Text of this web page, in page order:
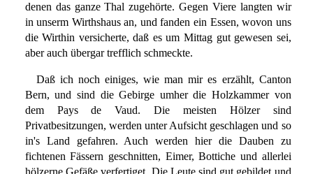
denen das ganze Thal zugehörte. Gegen Viere langten wir
in unserm Wirthshaus an, und fanden ein Essen, wovon uns
die Wirthin versicherte, daß es um Mittag gut gewesen sei,
aber auch übergar trefflich schmeckte.
Daß ich noch einiges, wie man mir es erzählt, Canton
Bern, und sind die Gebirge umher die Holzkammer von
dem Pays de Vaud. Die meisten Hölzer sind
Privatbesitzungen, werden unter Aufsicht geschlagen und so
in's Land gefahren. Auch werden hier die Dauben zu
fichtenen Fässern geschnitten, Eimer, Bottiche und allerlei
hölzerne Gefäße verfertiget. Die Leute sind gut gebildet und